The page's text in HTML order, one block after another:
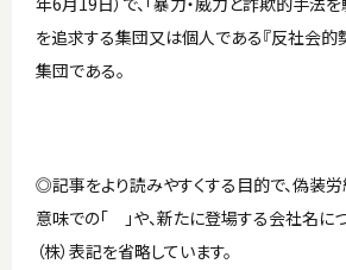
を追求する集団又は個人である『反社会的
集団である。
◎記事をより読みやすくする目的で、偽装
意味での「 」や、新たに登場する会社名に
（株）表記を省略しています。